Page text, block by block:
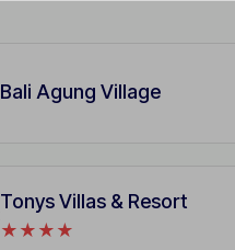
Bali Agung Village
Tonys Villas & Resort
★★★★